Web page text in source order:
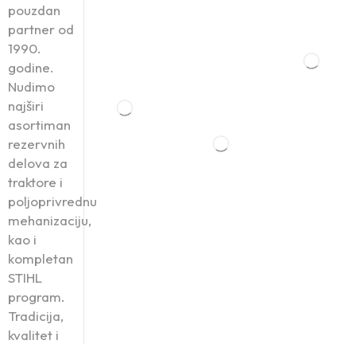
pouzdan
partner od
1990.
godine.
Nudimo
najširi
asortiman
rezervnih
delova za
traktore i
poljoprivrednu
mehanizaciju,
kao i
kompletan
STIHL
program.
Tradicija,
kvalitet i